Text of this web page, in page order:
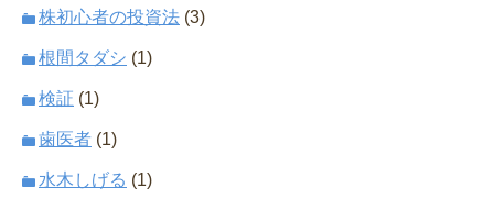
株初心者の投資法 (3)
根間タダシ (1)
検証 (1)
歯医者 (1)
水木しげる (1)